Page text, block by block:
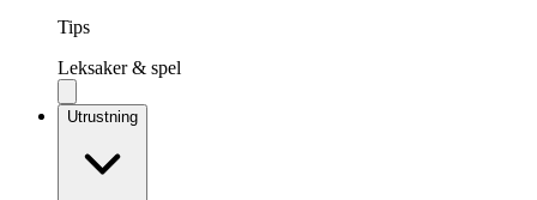
Tips
Leksaker & spel
Utrustning